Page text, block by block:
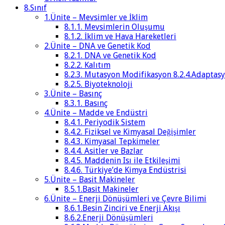
8.Sınıf
1.Ünite – Mevsimler ve İklim
8.1.1. Mevsimlerin Oluşumu
8.1.2. İklim ve Hava Hareketleri
2.Ünite – DNA ve Genetik Kod
8.2.1. DNA ve Genetik Kod
8.2.2. Kalıtım
8.2.3. Mutasyon Modifikasyon
8.2.5. Biyoteknoloji
3.Ünite – Basınç
8.3.1. Basınç
4.Ünite – Madde ve Endüstri
8.4.1. Periyodik Sistem
8.4.2. Fiziksel ve Kimyasal Değişimler
8.4.3. Kimyasal Tepkimeler
8.4.4. Asitler ve Bazlar
8.4.5. Maddenin Isı ile Etkileşimi
8.4.6. Türkiye’de Kimya Endüstrisi
5.Ünite – Basit Makineler
8.5.1.Basit Makineler
6.Ünite – Enerji Dönüşümleri ve Çevre Bilimi
8.6.1.Besin Zinciri ve Enerji Akışı
8.6.2.Enerji Dönüşümleri